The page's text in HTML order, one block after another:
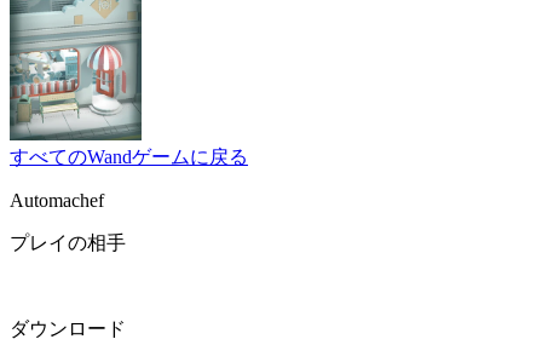
すべてのWandゲームに戻る
Automachef
プレイの相手
ダウンロード